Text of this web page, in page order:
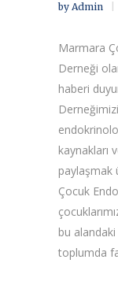
by Admin
Marmara
Derneği
haberi
kaynakları
paylaşmak
Çocuk
bu
toplumda